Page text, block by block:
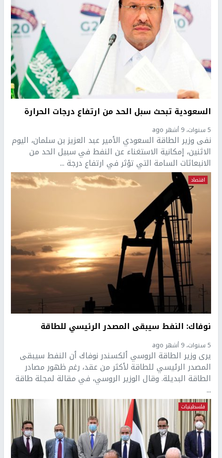
السعودية تبحث سبل الحد من ارتفاع درجات الحرارة
5 سنوات، 9 أشهر ago
نفى وزير الطاقة السعودي الأمير عبد العزيز بن سلمان، اليوم
الاثنين، إمكانية الاستغناء عن النفط في سبيل الحد من
الانبعاثات السامة التي تؤثر في ارتفاع درجة ...
اقتصاد
نوفاك: النفط سيبقى المصدر الرئيسي للطاقة
5 سنوات، 9 أشهر ago
يرى وزير الطاقة الروسي ألكسندر نوفاك أن النفط سيبقى
المصدر الرئيسي للطاقة لأكثر من عقد، رغم ظهور مصادر
الطاقة البديلة. وقال الوزير الروسي، في مقالة لمجلة طاقة
...
فلسطينيات